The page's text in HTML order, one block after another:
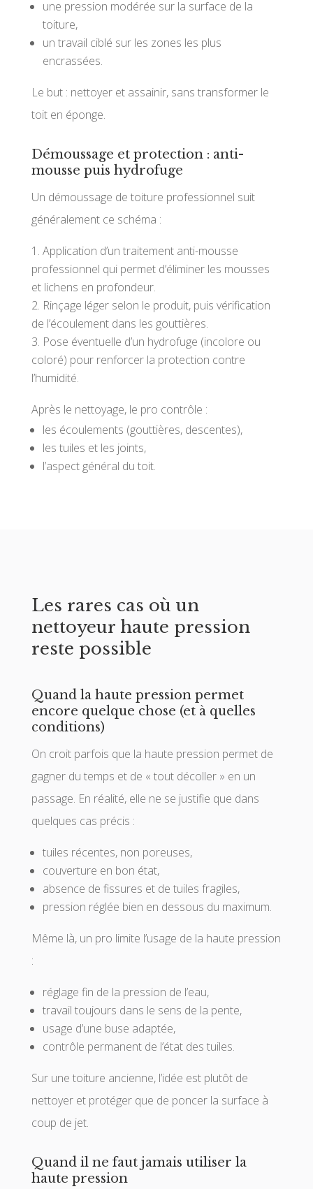
une pression modérée sur la surface de la
toiture,
un travail ciblé sur les zones les plus
encrassées.
Le but : nettoyer et assainir, sans transformer le
toit en éponge.
Démoussage et protection : anti-
mousse puis hydrofuge
Un démoussage de toiture professionnel suit
généralement ce schéma :
Application d’un traitement anti-mousse
professionnel qui permet d’éliminer les mousses
et lichens en profondeur.
Rinçage léger selon le produit, puis vérification
de l’écoulement dans les gouttières.
Pose éventuelle d’un hydrofuge (incolore ou
coloré) pour renforcer la protection contre
l’humidité.
Après le nettoyage, le pro contrôle :
les écoulements (gouttières, descentes),
les tuiles et les joints,
l’aspect général du toit.
Les rares cas où un
nettoyeur haute pression
reste possible
Quand la haute pression permet
encore quelque chose (et à quelles
conditions)
On croit parfois que la haute pression permet de
gagner du temps et de « tout décoller » en un
passage. En réalité, elle ne se justifie que dans
quelques cas précis :
tuiles récentes, non poreuses,
couverture en bon état,
absence de fissures et de tuiles fragiles,
pression réglée bien en dessous du maximum.
Même là, un pro limite l’usage de la haute pression
:
réglage fin de la pression de l’eau,
travail toujours dans le sens de la pente,
usage d’une buse adaptée,
contrôle permanent de l’état des tuiles.
Sur une toiture ancienne, l’idée est plutôt de
nettoyer et protéger que de poncer la surface à
coup de jet.
Quand il ne faut jamais utiliser la
haute pression